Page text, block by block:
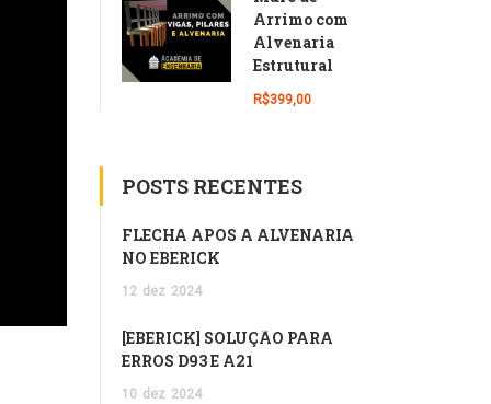
Arrimo com
Alvenaria
Estrutural
R$399,00
POSTS RECENTES
FLECHA APÓS A ALVENARIA
NO EBERICK
12 dez 2024
[EBERICK] SOLUÇÃO PARA
ERROS D93 E A21
10 dez 2024